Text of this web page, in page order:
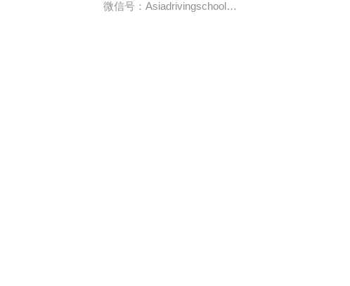
微信号：Asiadrivingschool…